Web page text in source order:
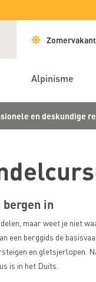
Alpinisme
en deskundige
in
maar weet je niet
een berggids de
en gletsjerlopen.
is in het Duits.